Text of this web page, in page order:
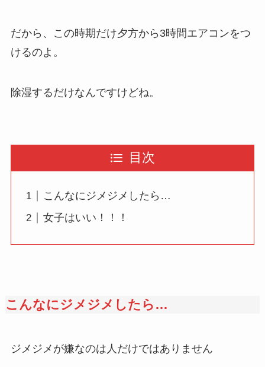
だから、この時期だけ夕方から3時間エアコンをつ
けるのよ。
除湿するだけなんですけどね。
目次
こんなにジメジメしたら…
女子はいい！！！
こんなにジメジメしたら…
ジメジメが嫌なのは人だけではありません